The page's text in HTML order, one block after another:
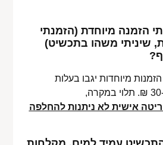
הזמנה מיוחדת (הזמנתי
שיניתי משהו בתכשיט)
הזמנות מיוחדות יגבו בעלות
אישית לא ניתנות להחלפה